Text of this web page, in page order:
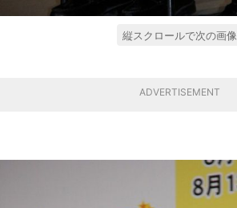
縦スクロールで次の画像
ADVERTISEMENT